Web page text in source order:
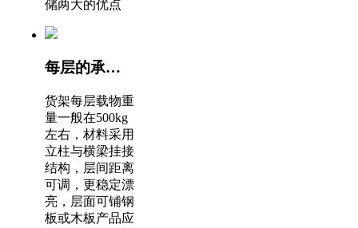
储两大的优点
每层的承载能力较大
货架每层载物重
量一般在500kg
左右，材料采用
立柱与横梁挂接
结构，层间距离
可调，更稳定漂
亮，层面可铺钢
板或木板产品应